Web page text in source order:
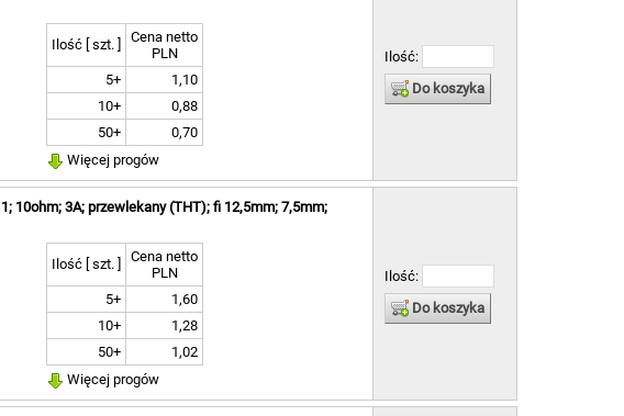
Ilość [ szt. ]
Cena netto
PLN
5+
1,10
10+
0,88
50+
0,70
Więcej progów
Ilość:
Do koszyka
10ohm; 3A; przewlekany (THT); fi 12,5mm; 7,5mm;
Ilość [ szt. ]
Cena netto
PLN
5+
1,60
10+
1,28
50+
1,02
Więcej progów
Ilość:
Do koszyka